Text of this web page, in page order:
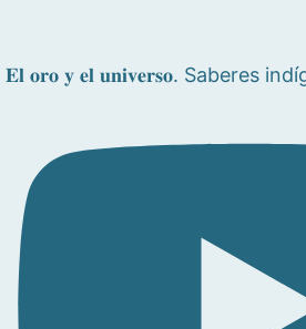
𝐄𝐥 𝐨𝐫𝐨 𝐲 𝐞𝐥 𝐮𝐧𝐢𝐯𝐞𝐫𝐬𝐨. Saberes